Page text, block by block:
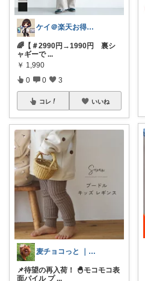
ケイ＠楽天お得生活
🌈【＃2990円→1990円 裏シ
ャギーで ...
￥ 1,990
0 0 3
コレ いいね
麦チョコっと ｜ キッズ＆ベビー 夏
📌待望の再入荷！ 🐣モコモコ表
面パイル プ ...